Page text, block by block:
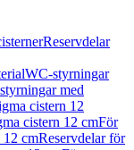
Reservdelar
WC-styrningar
med
cistern 12
cistern 12 cmFör
12 cmReservdelar för